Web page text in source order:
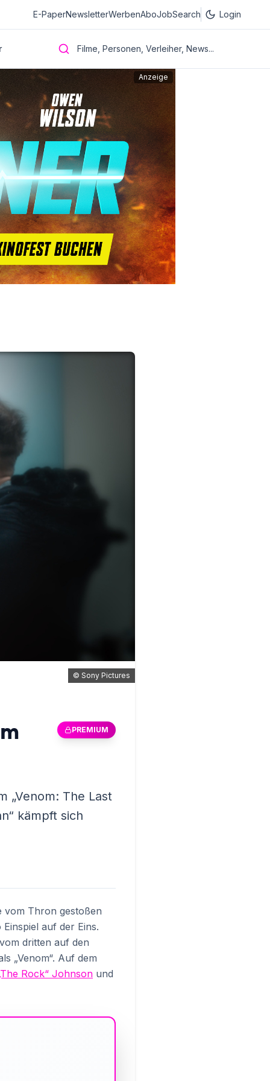
E-PaperNewsletterWerbenAboJobSearch Login
Filme, Personen, Verleiher, News...
Anzeige
© Sony Pictures
PREMIUM
„Venom: The Last
kämpft sich
vom Thron gestoßen
auf der Eins.
dritten auf den
„Venom“. Auf dem
Rock“ Johnson und